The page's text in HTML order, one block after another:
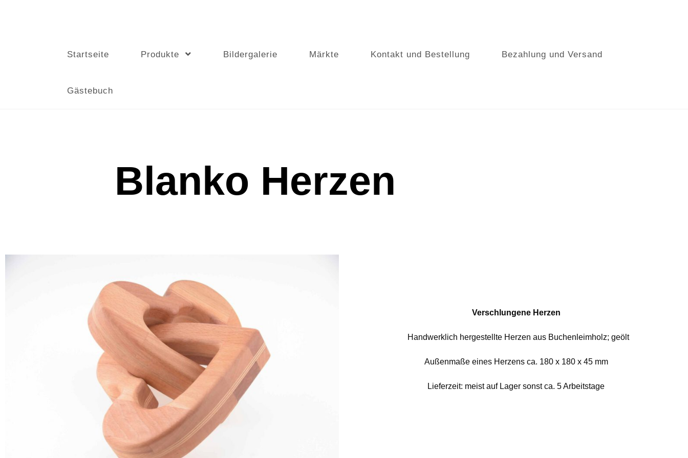
Startseite Produkte Bildergalerie Märkte Kontakt und Bestellung Bezahlung und Versand
Gästebuch
Blanko Herzen
Verschlungene Herzen
Handwerklich hergestellte Herzen aus Buchenleimholz; geölt
Außenmaße eines Herzens ca. 180 x 180 x 45 mm
Lieferzeit: meist auf Lager sonst ca. 5 Arbeitstage